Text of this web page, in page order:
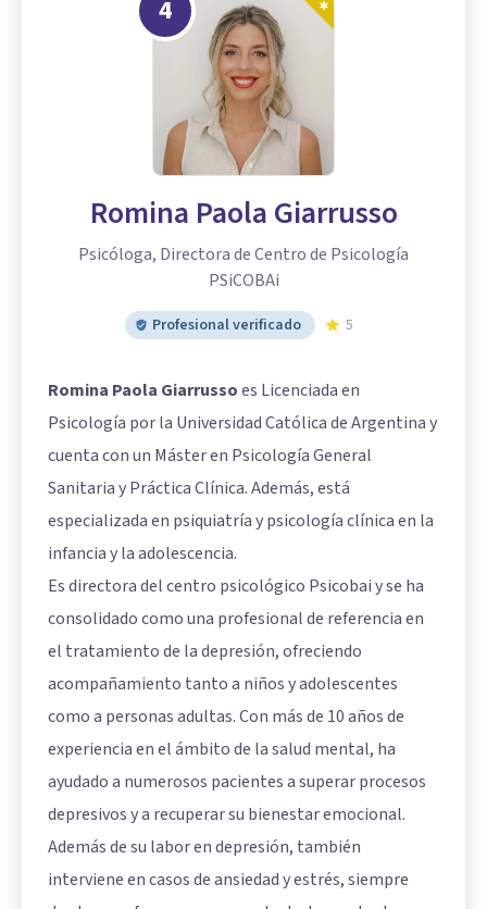
4
Romina Paola Giarrusso
Psicóloga, Directora de Centro de Psicología
PSiCOBAi
Profesional verificado 5
Romina Paola Giarrussoes Licenciada en
Psicología por la Universidad Católica de Argentina y
cuenta con un Máster en Psicología General
Sanitaria y Práctica Clínica. Además, está
especializada en psiquiatría y psicología clínica en la
infancia y la adolescencia.
Es directora del centro psicológico Psicobai y se ha
consolidado como una profesional de referencia en
el tratamiento de la depresión, ofreciendo
acompañamiento tanto a niños y adolescentes
como a personas adultas. Con más de 10 años de
experiencia en el ámbito de la salud mental, ha
ayudado a numerosos pacientes a superar procesos
depresivos y a recuperar su bienestar emocional.
Además de su labor en depresión, también
interviene en casos de ansiedad y estrés, siempre